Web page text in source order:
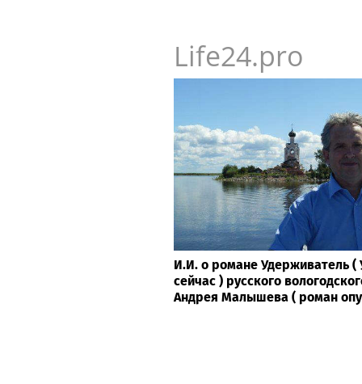
Life24.pro
И.И. о романе Удерживатель
сейчас ) русского
Андрея Малышева ( роман